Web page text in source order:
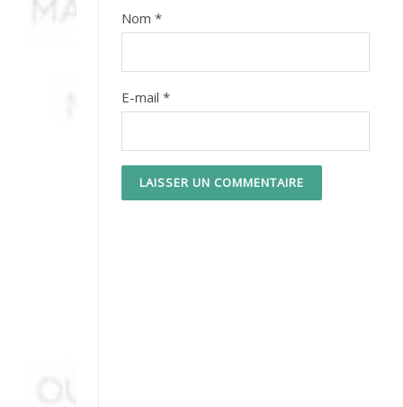
Nom *
E-mail *